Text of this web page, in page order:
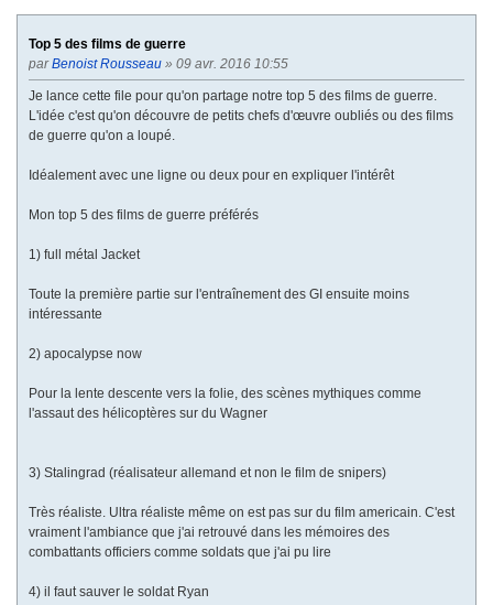
i
n
e
Top 5 des films de guerre
parBenoist Rousseau » 09 avr. 2016 10:55
Je lance cette file pour qu'on partage notre top 5 des films de guerre.
L'idée c'est qu'on découvre de petits chefs d'œuvre oubliés ou des films
de guerre qu'on a loupé.
Idéalement avec une ligne ou deux pour en expliquer l'intérêt
Mon top 5 des films de guerre préférés
1) full métal Jacket
Toute la première partie sur l'entraînement des GI ensuite moins
intéressante
2) apocalypse now
Pour la lente descente vers la folie, des scènes mythiques comme
l'assaut des hélicoptères sur du Wagner
3) Stalingrad (réalisateur allemand et non le film de snipers)
Très réaliste. Ultra réaliste même on est pas sur du film americain. C'est
vraiment l'ambiance que j'ai retrouvé dans les mémoires des
combattants officiers comme soldats que j'ai pu lire
4) il faut sauver le soldat Ryan